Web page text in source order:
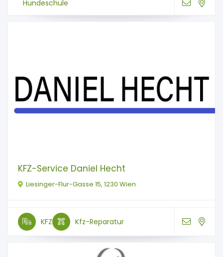
Hundeschule
KFZ-Service Daniel Hecht
Liesinger-Flur-Gasse 15, 1230 Wien
KFZ Kfz-Reparatur